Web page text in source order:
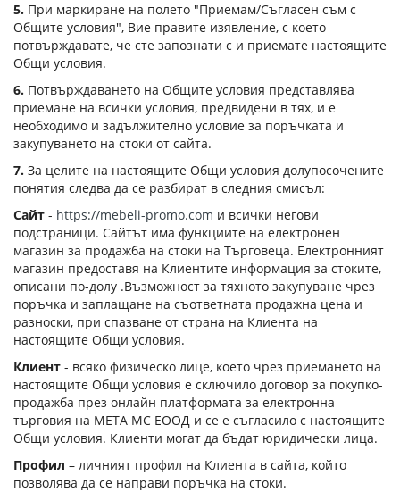
5. При маркиране на полето "Приемам/Съгласен съм с
Общите условия", Вие правите изявление, с което
потвърждавате, че сте запознати с и приемате настоящите
Общи условия.
6. Потвърждаването на Общите условия представлява
приемане на всички условия, предвидени в тях, и е
необходимо и задължително условие за поръчката и
закупуването на стоки от сайта.
7. За целите на настоящите Общи условия долупосочените
понятия следва да се разбират в следния смисъл:
Сайт - https://mebeli-promo.com и всички негови
подстраници. Сайтът има функциите на електронен
магазин за продажба на стоки на Търговеца. Електронният
магазин предоставя на Клиентите информация за стоките,
описани по-долу .Възможност за тяхното закупуване чрез
поръчка и заплащане на съответната продажна цена и
разноски, при спазване от страна на Клиента на
настоящите Общи условия.
Клиент - всяко физическо лице, което чрез приемането на
настоящите Общи условия е сключило договор за покупко-
продажба през онлайн платформата за електронна
търговия на МЕТА МС ЕООД и се е съгласило с настоящите
Общи условия. Клиенти могат да бъдат юридически лица.
Профил – личният профил на Клиента в сайта, който
позволява да се направи поръчка на стоки.